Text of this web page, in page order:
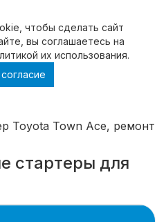
чтобы cделать сайт
вы соглашаетесь на
их использования.
Town Ace, ремонт
Toyota Town Ace, ремонт
стартеры для